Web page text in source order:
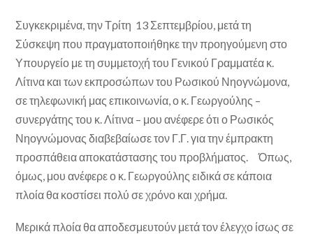
Συγκεκριμένα, την Τρίτη 13 Σεπτεμβρίου, μετά τη
Σύσκεψη που πραγματοποιήθηκε την προηγούμενη στο
Υπουργείο με τη συμμετοχή του Γενικού Γραμματέα κ.
Λίτινα και των εκπροσώπων του Ρωσικού Νηογνώμονα,
σε τηλεφωνική μας επικοινωνία, ο κ. Γεωργούλης –
συνεργάτης του κ. Λίτινα – μου ανέφερε ότι ο Ρωσικός
Νηογνώμονας διαβεβαίωσε τον Γ.Γ. για την έμπρακτη
προσπάθεια αποκατάστασης του προβλήματος. Όπως,
όμως, μου ανέφερε ο κ. Γεωργούλης ειδικά σε κάποια
πλοία θα κοστίσει πολύ σε χρόνο και χρήμα.
Μερικά πλοία θα αποδεσμευτούν μετά τον έλεγχο ίσως σε